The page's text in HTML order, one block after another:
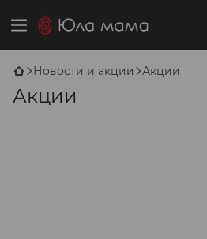
Новости и акции Акции
Акции